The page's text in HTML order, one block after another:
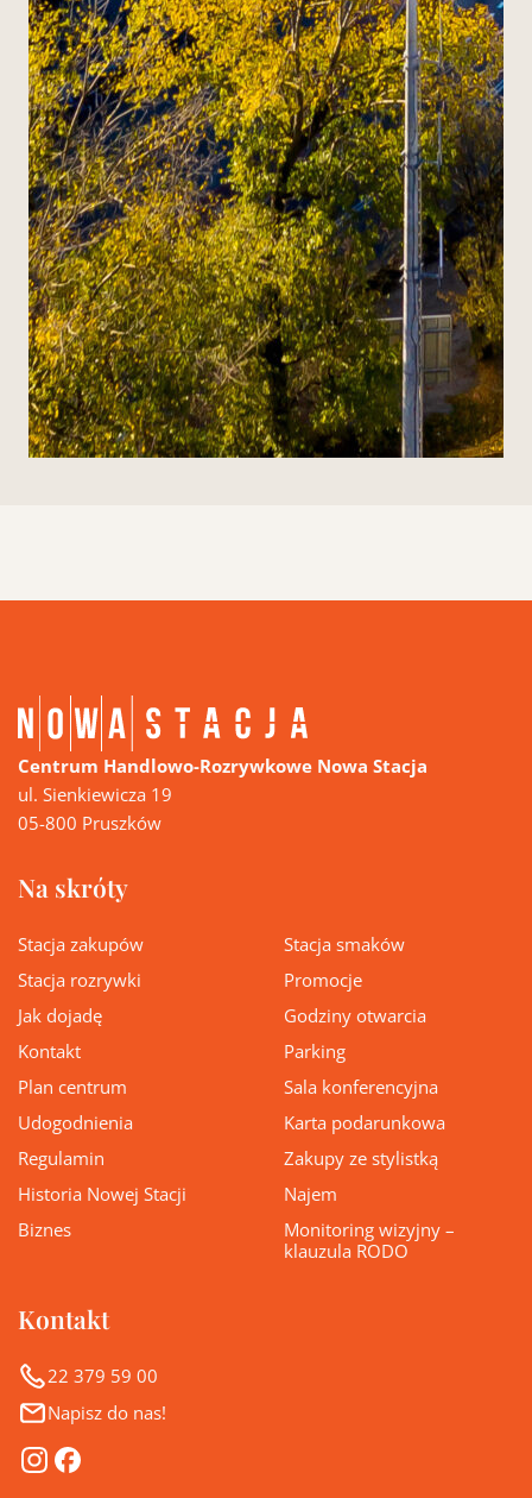
Centrum Handlowo-Rozrywkowe Nowa Stacja
ul. Sienkiewicza 19
05-800 Pruszków
Na skróty
Stacja zakupów
Stacja smaków
Stacja rozrywki
Promocje
Jak dojadę
Godziny otwarcia
Kontakt
Parking
Plan centrum
Sala konferencyjna
Udogodnienia
Karta podarunkowa
Regulamin
Zakupy ze stylistką
Historia Nowej Stacji
Najem
Biznes
Monitoring wizyjny –
klauzula RODO
Kontakt
22 379 59 00
Napisz do nas!
InstagramFacebook